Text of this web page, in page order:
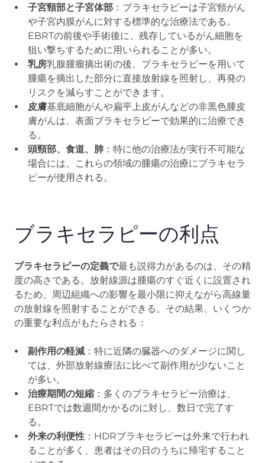
子宮頸部と子宮体部 ：ブラキセラピーは子宮頸がん
や子宮内膜がんに対する標準的な治療法である。
EBRTの前後や手術後に、残存しているがん細胞を
狙い撃ちするために用いられることが多い。
乳房乳腺腫瘤摘出術の後、ブラキセラピーを用いて
腫瘍を摘出した部分に直接放射線を照射し、再発の
リスクを減らすことができます。
皮膚基底細胞がんや扁平上皮がんなどの非黒色腫皮
膚がんは、表面ブラキセラピーで効果的に治療でき
る。
頭頸部、食道、肺 ：特に他の治療法が実行不可能な
場合には、これらの領域の腫瘍の治療にブラキセラ
ピーが使用される。
ブラキセラピーの利点
ブラキセラピーの定義で最も説得力があるのは、その精
度の高さである。放射線源は腫瘍のすぐ近くに設置され
るため、周辺組織への影響を最小限に抑えながら高線量
の放射線を照射することができる。その結果、いくつか
の重要な利点がもたらされる：
副作用の軽減 ：特に近隣の臓器へのダメージに関し
ては、外部放射線療法に比べて副作用が少ないこと
が多い。
治療期間の短縮 ：多くのブラキセラピー治療は、
EBRTでは数週間かかるのに対し、数日で完了す
る。
外来の利便性 ：HDRブラキセラピーは外来で行われ
ることが多く、患者はその日のうちに帰宅すること